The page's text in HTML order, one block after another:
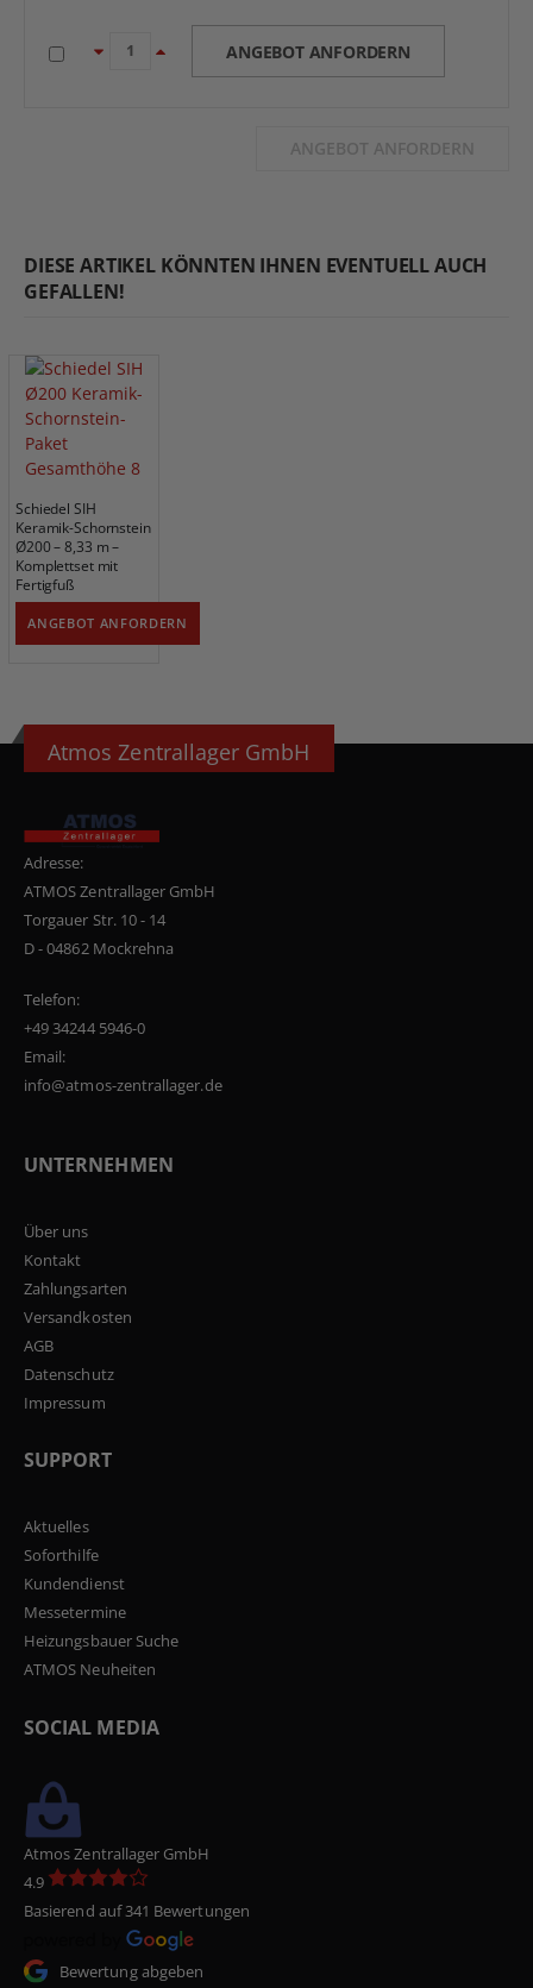
ANGEBOT ANFORDERN
ANGEBOT ANFORDERN
DIESE ARTIKEL KÖNNTEN IHNEN EVENTUELL AUCH
GEFALLEN!
Schiedel SIH
Keramik-Schornstein
Ø200 – 8,33 m –
Komplettset mit
Fertigfuß
ANGEBOT ANFORDERN
Atmos Zentrallager GmbH
Adresse:
ATMOS Zentrallager GmbH
Torgauer Str. 10 - 14
D - 04862 Mockrehna
Telefon:
+49 34244 5946-0
Email:
info@atmos-zentrallager.de
UNTERNEHMEN
Über uns
Kontakt
Zahlungsarten
Versandkosten
AGB
Datenschutz
Impressum
SUPPORT
Aktuelles
Soforthilfe
Kundendienst
Messetermine
Heizungsbauer Suche
ATMOS Neuheiten
SOCIAL MEDIA
Atmos Zentrallager GmbH
4.9
Basierend auf 341 Bewertungen
Bewertung abgeben